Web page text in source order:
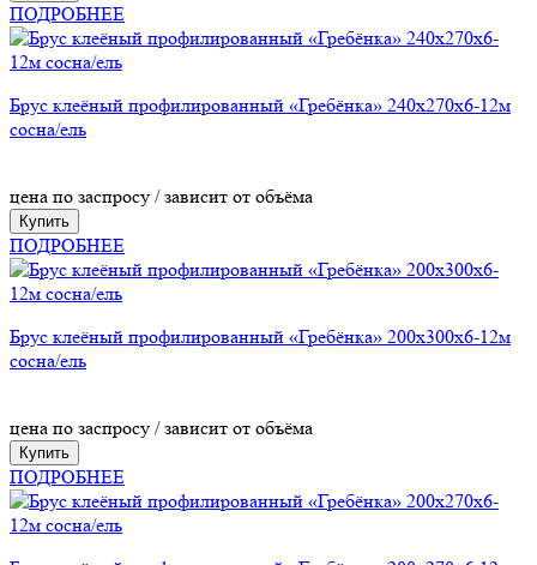
ПОДРОБНЕЕ
Брус клеёный профилированный «Гребёнка» 240х270х6-12м
сосна/ель
цена по заспросу / зависит от объёма
Купить
ПОДРОБНЕЕ
Брус клеёный профилированный «Гребёнка» 200х300х6-12м
сосна/ель
цена по заспросу / зависит от объёма
Купить
ПОДРОБНЕЕ